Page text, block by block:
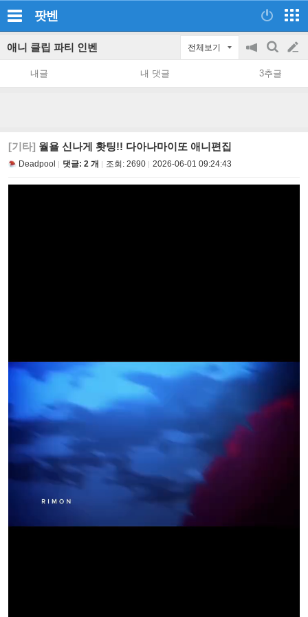
팟벤
애니 클립 파티 인벤 전체보기
공
on/off
검
색
글
쓰
내글 내 댓글 3추글
[기타] 월욜 신나게 홧팅!! 다아나마이또 애니편집
Deadpool 댓글: 2 개 조회: 2690 2026-06-01 09:24:43